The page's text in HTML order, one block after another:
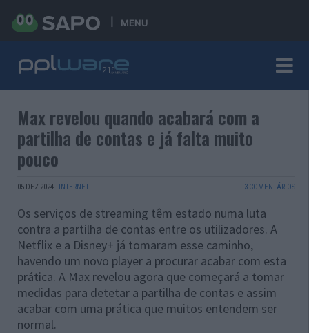
MENU
Max revelou quando acabará com a
partilha de contas e já falta muito
pouco
05 DEZ 2024 · INTERNET 3 COMENTÁRIOS
Os serviços de streaming têm estado numa luta
contra a partilha de contas entre os utilizadores. A
Netflix e a Disney+ já tomaram esse caminho,
havendo um novo player a procurar acabar com esta
prática. A Max revelou agora que começará a tomar
medidas para detetar a partilha de contas e assim
acabar com uma prática que muitos entendem ser
normal.